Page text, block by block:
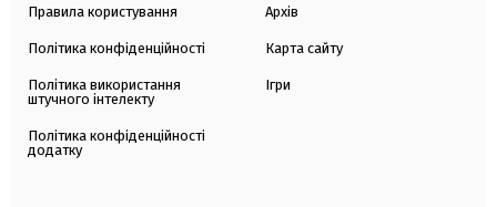
Правила користування
Політика конфіденційності
Політика використання
штучного інтелекту
Політика конфіденційності
додатку
Архів
Карта сайту
Ігри